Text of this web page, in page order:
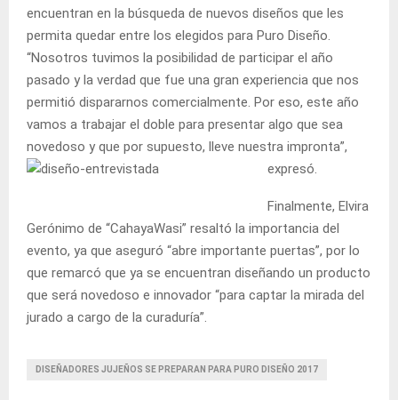
encuentran en la búsqueda de nuevos diseños que les
permita quedar entre los elegidos para Puro Diseño.
“Nosotros tuvimos la posibilidad de participar el año
pasado y la verdad que fue una gran experiencia que nos
permitió dispararnos comercialmente. Por eso, este año
vamos a trabajar el doble para presentar algo que sea
novedoso y que por supuesto, lleve nuestra impronta”,
expresó.
Finalmente, Elvira
Gerónimo de “CahayaWasi” resaltó la importancia del
evento, ya que aseguró “abre importante puertas”, por lo
que remarcó que ya se encuentran diseñando un producto
que será novedoso e innovador “para captar la mirada del
jurado a cargo de la curaduría”.
DISEÑADORES JUJEÑOS SE PREPARAN PARA PURO DISEÑO 2017